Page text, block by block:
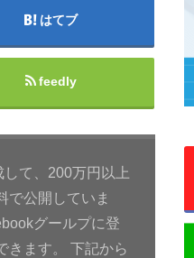
はてブ
feedly
て、200万円以上
で公開していま
グールプに登
きます。 下記から